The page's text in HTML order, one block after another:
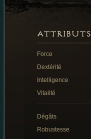
ATTRIBUTS
Force
Dextérité
Intelligence
Vitalité
Dégâts
Robustesse